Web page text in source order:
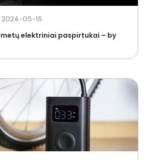
2024-05-15
elektriniai paspirtukai – by